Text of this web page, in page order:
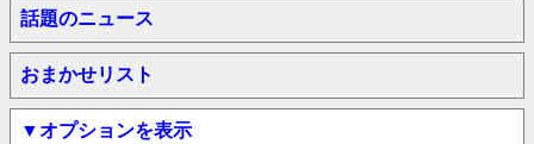
話題のニュース
おまかせリスト
▼オプションを表示